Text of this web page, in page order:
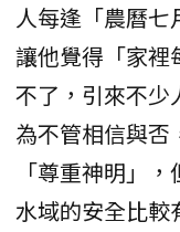
人每逢「農曆七
讓他覺得「家裡
不了，引來不少
為不管相信與否
「尊重神明」
水域的安全比較